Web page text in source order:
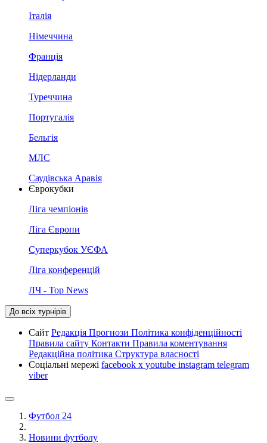
Італія
Німеччина
Франція
Нідерланди
Туреччина
Португалія
Бельгія
МЛС
Саудівська Аравія
Єврокубки
Ліга чемпіонів
Ліга Європи
Суперкубок УЄФА
Ліга конференцій
ЛЧ - Top News
До всіх турнірів
Сайт Редакція Прогнози Політика конфіденційності
Правила сайту Контакти Правила коментування
Редакційна політика Структура власності
Соціальні мережі facebook x youtube instagram telegram
viber
Футбол 24
Новини футболу